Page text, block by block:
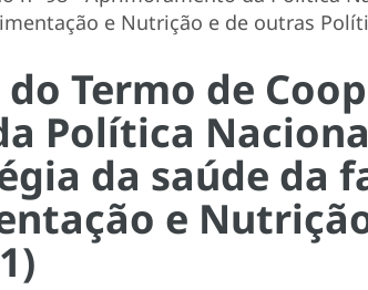
e Nutrição e de outras
Termo de
Política
da saúde da
e